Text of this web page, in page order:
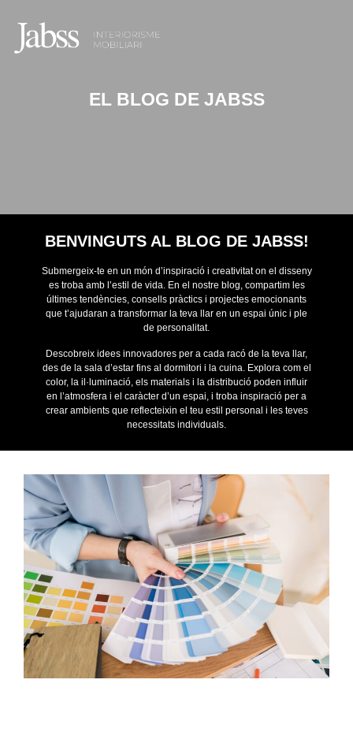
EL BLOG DE JABSS
BENVINGUTS AL BLOG DE JABSS!
Submergeix-te en un món d’inspiració i creativitat on el disseny
es troba amb l’estil de vida. En el nostre blog, compartim les
últimes tendències, consells pràctics i projectes emocionants
que t’ajudaran a transformar la teva llar en un espai únic i ple
de personalitat.
Descobreix idees innovadores per a cada racó de la teva llar,
des de la sala d’estar fins al dormitori i la cuina. Explora com el
color, la il·luminació, els materials i la distribució poden influir
en l’atmosfera i el caràcter d’un espai, i troba inspiració per a
crear ambients que reflecteixin el teu estil personal i les teves
necessitats individuals.